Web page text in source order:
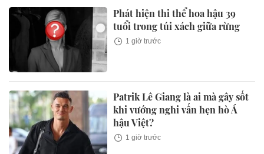
Phát hiện thi thể hoa hậu 39
tuổi trong túi xách giữa rừng
1 giờ trước
Patrik Lê Giang là ai mà gây sốt
khi vướng nghi vấn hẹn hò Á
hậu Việt?
1 giờ trước